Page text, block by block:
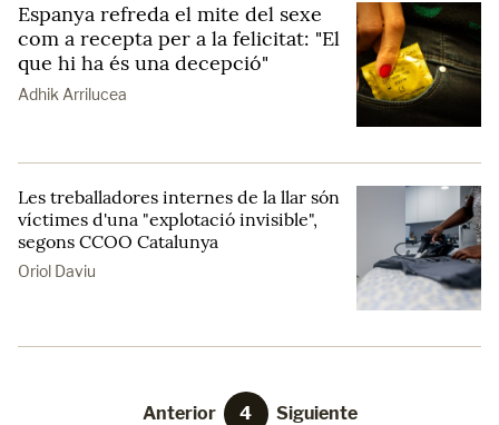
Espanya refreda el mite del sexe
com a recepta per a la felicitat: "El
que hi ha és una decepció"
Adhik Arrilucea
Les treballadores internes de la llar són
víctimes d'una "explotació invisible",
segons CCOO Catalunya
Oriol Daviu
Anterior 4 Siguiente